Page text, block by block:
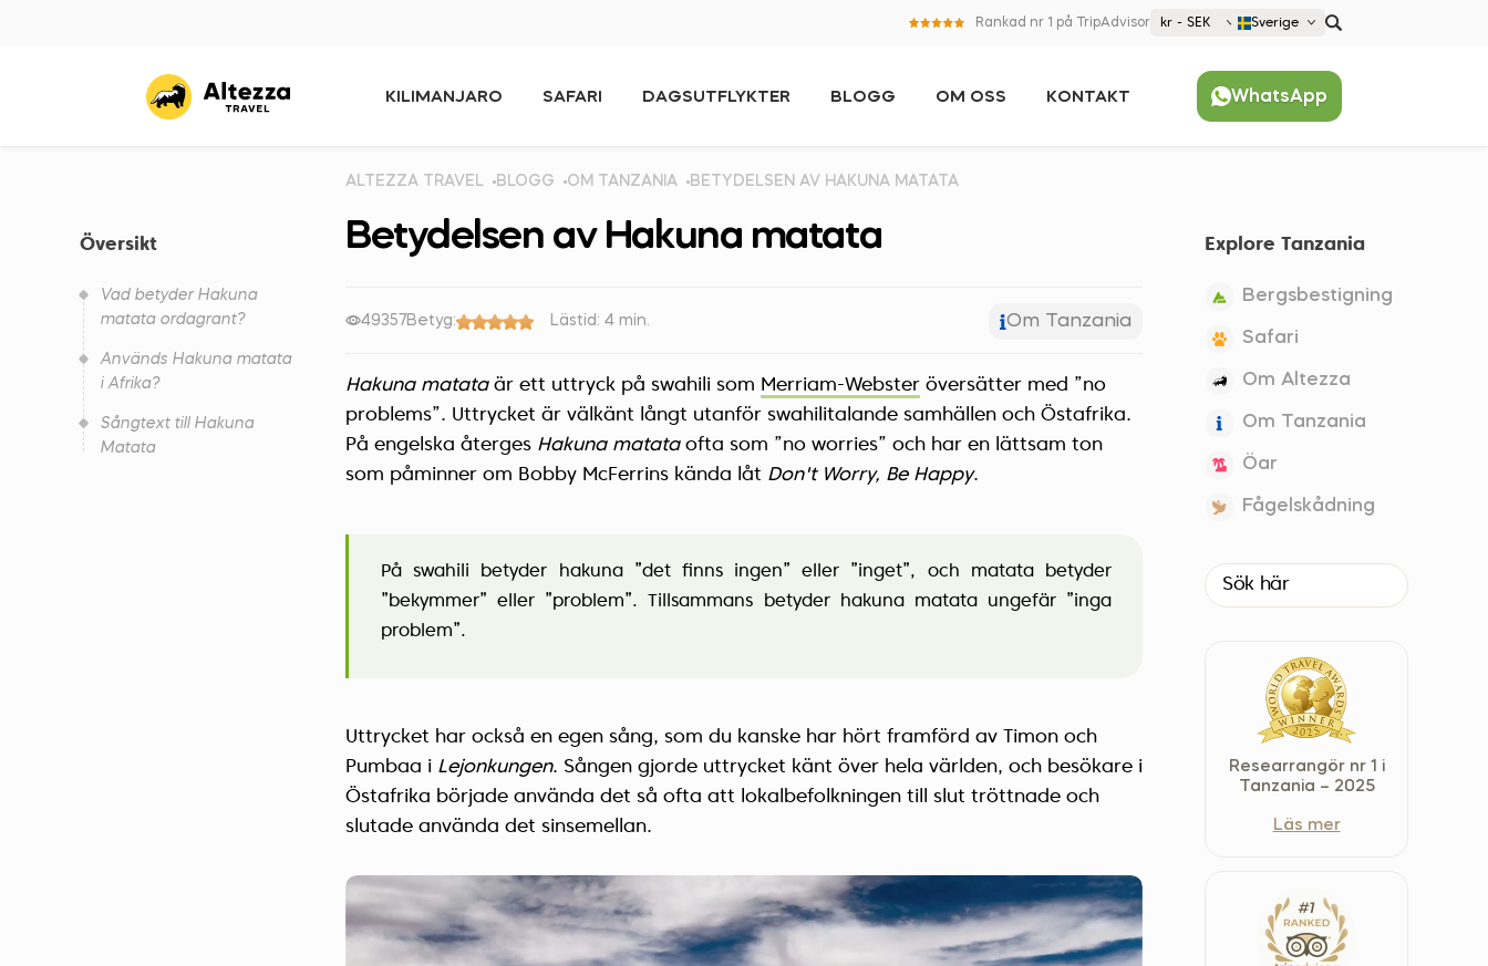
Rankad nr 1 på TripAdvisor kr - SEK Sverige
España (Español)
Asia
Japan (Japanese)
Europe
Suomi (Suomi)
North Macedonia (Македонски)
Россия (Русский)
España (Español)
Sverige (Svenska)
KILIMANJARO SAFARI DAGSUTFLYKTER BLOGG OM OSS KONTAKT WhatsApp
Översikt
Vad betyder Hakuna
matata ordagrant?
Används Hakuna matata
i Afrika?
Sångtext till Hakuna
Matata
ALTEZZA TRAVEL BLOGG OM TANZANIA BETYDELSEN AV HAKUNA MATATA
Betydelsen av Hakuna matata
49357Betyg: Lästid: 4 min. Om Tanzania
Hakuna matataär ett uttryck på swahili som Merriam-Webster översätter med ”no
problems”. Uttrycket är välkänt långt utanför swahilitalande samhällen och Östafrika.
På engelska återges Hakuna matataofta som ”no worries” och har en lättsam ton
som påminner om Bobby McFerrins kända låt Don't Worry, Be Happy.
På swahili betyder hakuna ”det finns ingen” eller ”inget”, och matata betyder
”bekymmer” eller ”problem”. Tillsammans betyder hakuna matata ungefär ”inga
problem”.
Uttrycket har också en egen sång, som du kanske har hört framförd av Timon och
Pumbaa i Lejonkungen. Sången gjorde uttrycket känt över hela världen, och besökare i
Östafrika började använda det så ofta att lokalbefolkningen till slut tröttnade och
slutade använda det sinsemellan.
Explore Tanzania
Bergsbestigning
Safari
Om Altezza
Om Tanzania
Öar
Fågelskådning
Researrangör nr 1 i
Tanzania – 2025
Läs mer